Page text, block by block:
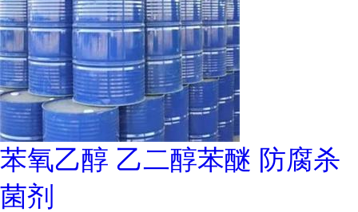
苯氧乙醇 乙二醇苯醚 防腐杀
菌剂